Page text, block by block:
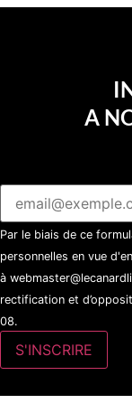
A
Par le biais de ce
personnelles en vue
à
rectification et
08.